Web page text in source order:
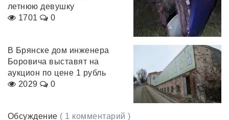
летнюю девушку
1701
0
В Брянске дом инженера
Боровича выставят на
аукцион по цене 1 рубль
2029
0
Обсуждение ( 1 комментарий )